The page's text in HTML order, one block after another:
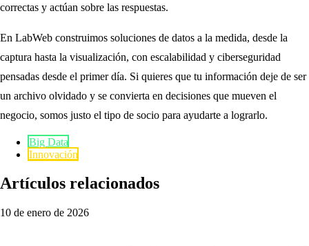
correctas y actúan sobre las respuestas.
En LabWeb construimos soluciones de datos a la medida, desde la
captura hasta la visualización, con escalabilidad y ciberseguridad
pensadas desde el primer día. Si quieres que tu información deje de ser
un archivo olvidado y se convierta en decisiones que mueven el
negocio, somos justo el tipo de socio para ayudarte a lograrlo.
Big Data
Innovación
Artículos relacionados
10 de enero de 2026